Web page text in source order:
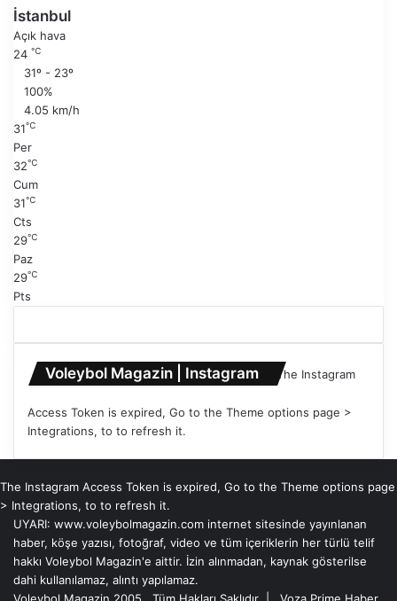
i
a
y
f
a
a
i
s
a
y
f
İstanbul
Açık hava
24 ℃
31º - 23º
100%
4.05 km/h
31℃
Per
32℃
Cum
31℃
Cts
29℃
Paz
29℃
Pts
Voleybol Magazin | Instagram The Instagram
Access Token is expired, Go to the Theme options page >
Integrations, to to refresh it.
The Instagram Access Token is expired, Go to the Theme options page
> Integrations, to to refresh it.
UYARI: www.voleybolmagazin.com internet sitesinde yayınlanan
haber, köşe yazısı, fotoğraf, video ve tüm içeriklerin her türlü telif
hakkı Voleybol Magazin'e aittir. İzin alınmadan, kaynak gösterilse
dahi kullanılamaz, alıntı yapılamaz.